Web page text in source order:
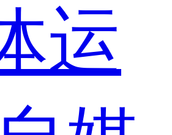
运